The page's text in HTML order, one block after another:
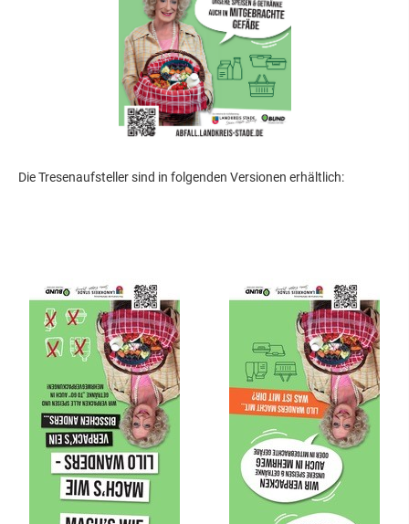
Die Tresenaufsteller sind in folgenden Versionen erhältlich: